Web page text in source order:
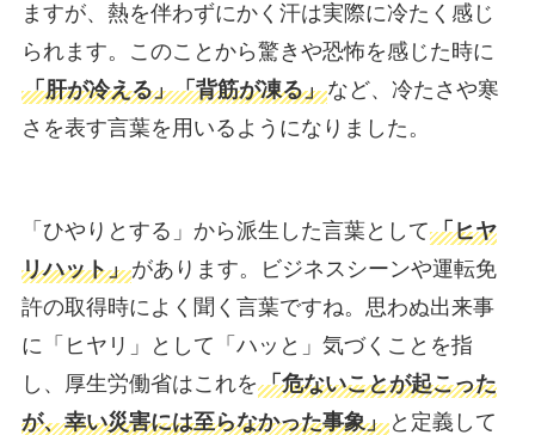
ますが、熱を伴わずにかく汗は実際に冷たく感じ
られます。このことから驚きや恐怖を感じた時に
「肝が冷える」「背筋が凍る」など、冷たさや寒
さを表す言葉を用いるようになりました。
「ひやりとする」から派生した言葉として「ヒヤ
リハット」があります。ビジネスシーンや運転免
許の取得時によく聞く言葉ですね。思わぬ出来事
に「ヒヤリ」として「ハッと」気づくことを指
し、厚生労働省はこれを「危ないことが起こった
が、幸い災害には至らなかった事象」と定義して